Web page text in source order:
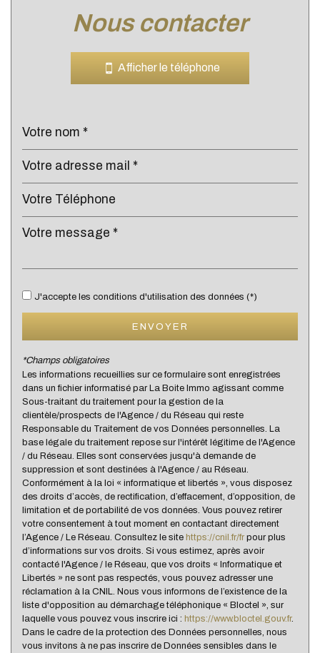
Leaflet |©JawgMaps|© OpenStreetMap
Enseignement supérieur
Lycée
Presse et Tabac
statistiques
Nous n'avons pas pu déterminer de statistiques pour
cette ville
nous contacter
Afficher le téléphone
J'accepte les conditions d'utilisation des données (*)
ENVOYER
*Champs obligatoires
Les informations recueillies sur ce formulaire sont enregistrées
dans un fichier informatisé par La Boite Immo agissant comme
Sous-traitant du traitement pour la gestion de la
clientèle/prospects de l'Agence / du Réseau qui reste
Responsable du Traitement de vos Données personnelles. La
base légale du traitement repose sur l'intérêt légitime de l'Agence
/ du Réseau. Elles sont conservées jusqu'à demande de
suppression et sont destinées à l'Agence / au Réseau.
Conformément à la loi « informatique et libertés », vous disposez
des droits d’accès, de rectification, d’effacement, d’opposition, de
limitation et de portabilité de vos données. Vous pouvez retirer
votre consentement à tout moment en contactant directement
l’Agence / Le Réseau. Consultez le site https://cnil.fr/fr pour plus
d’informations sur vos droits. Si vous estimez, après avoir
contacté l'Agence / le Réseau, que vos droits « Informatique et
Libertés » ne sont pas respectés, vous pouvez adresser une
réclamation à la CNIL. Nous vous informons de l’existence de la
liste d'opposition au démarchage téléphonique « Bloctel », sur
laquelle vous pouvez vous inscrire ici : https://www.bloctel.gouv.fr.
Dans le cadre de la protection des Données personnelles, nous
vous invitons à ne pas inscrire de Données sensibles dans le